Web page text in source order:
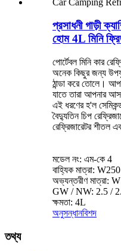
প্রসাধনী গাড়ী
হোম 4L মিনি
পোর্টেবল মিনি কার
অনেক কিছুর জন্য
ঠান্ডা করে তোলে।
যাতে তারা আপনার
এই ধরণের হ'ল
বৈদ্যুতিন চিপ
রেফ্রিজারেটর শীতল
মডেল নং: এম-কে 4
বাহ্যিক মাত্রা:
অভ্যন্তরীণ মাত্রা:
GW / NW: 2.5 /
ক্ষমতা: 4L
অনুসন্ধানবিশদ
তথ্য